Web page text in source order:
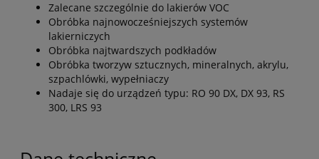
Zalecane szczególnie do lakierów VOC
Obróbka najnowocześniejszych systemów
lakierniczych
Obróbka najtwardszych podkładów
Obróbka tworzyw sztucznych, mineralnych, akrylu,
szpachlówki, wypełniaczy
Nadaje się do urządzeń typu: RO 90 DX, DX 93, RS
300, LRS 93